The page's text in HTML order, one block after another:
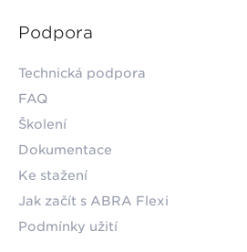
Podpora
Technická podpora
FAQ
Školení
Dokumentace
Ke stažení
Jak začít s ABRA Flexi
Podmínky užití